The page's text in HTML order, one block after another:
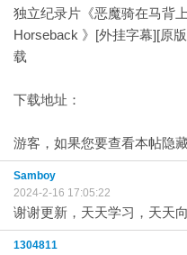
独立纪录片《恶魔骑在马背
Horseback 》[外挂字幕][原
载
下载地址：
游客，如果您要查看本帖隐
Samboy
2024-2-16 17:05:22
谢谢更新，天天学习，天天向
1304811